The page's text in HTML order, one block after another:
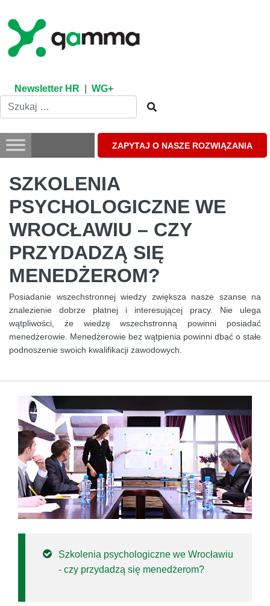
content
Newsletter HR WG+
ZAPYTAJ O NASZE ROZWIĄZANIA
SZKOLENIA
PSYCHOLOGICZNE WE
WROCŁAWIU – CZY
PRZYDADZĄ SIĘ
MENEDŻEROM?
Posiadanie wszechstronnej wiedzy zwiększa nasze szanse na
znalezienie dobrze płatnej i interesującej pracy. Nie ulega
wątpliwości, że wiedzę wszechstronną powinni posiadać
menedżerowie. Menedżerowie bez wątpienia powinni dbać o stałe
podnoszenie swoich kwalifikacji zawodowych.
Szkolenia psychologiczne we Wrocławiu
- czy przydadzą się menedżerom?